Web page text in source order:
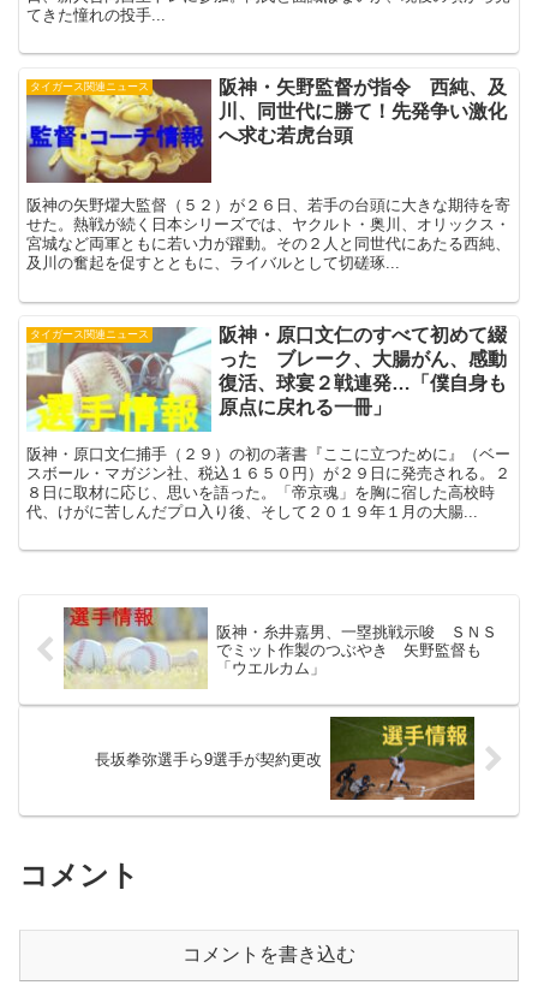
てきた憧れの投手...
タイガース関連ニュース
阪神・矢野監督が指令 西純、及
川、同世代に勝て！先発争い激化
へ求む若虎台頭
阪神の矢野燿大監督（５２）が２６日、若手の台頭に大きな期待を寄
せた。熱戦が続く日本シリーズでは、ヤクルト・奥川、オリックス・
宮城など両軍ともに若い力が躍動。その２人と同世代にあたる西純、
及川の奮起を促すとともに、ライバルとして切磋琢...
タイガース関連ニュース
阪神・原口文仁のすべて初めて綴
った ブレーク、大腸がん、感動
復活、球宴２戦連発…「僕自身も
原点に戻れる一冊」
阪神・原口文仁捕手（２９）の初の著書『ここに立つために』（ベー
スボール・マガジン社、税込１６５０円）が２９日に発売される。２
８日に取材に応じ、思いを語った。「帝京魂」を胸に宿した高校時
代、けがに苦しんだプロ入り後、そして２０１９年１月の大腸...
阪神・糸井嘉男、一塁挑戦示唆 ＳＮＳ
でミット作製のつぶやき 矢野監督も
「ウエルカム」
長坂拳弥選手ら9選手が契約更改
コメント
コメントを書き込む